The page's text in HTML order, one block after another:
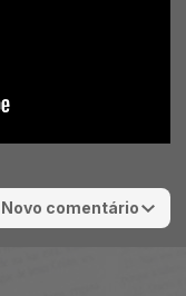
Novo comentário